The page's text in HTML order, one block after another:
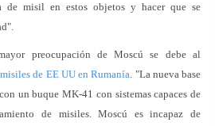
de misil en estos objetos y hacer que se
preocupación de Moscú se debe al
de EE UU en Rumanía. "La nueva base
un buque MK-41 con sistemas capaces de
de misiles. Moscú es incapaz de